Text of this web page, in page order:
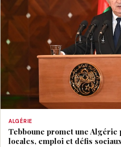
ALGÉRIE
Tebboune promet une Algérie
locales, emploi et défis